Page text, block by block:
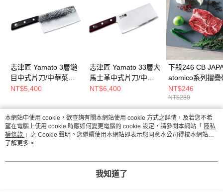
志津匠 Yamato 3層鎚
目中式片刀/中華菜刀/
中式片刀/日本刀具
NT$5,400
志津匠 Yamato 33層大
馬士革中式片刀/中式
片刀/大馬士革刀/日本
NT$6,400
下殺246 CB
atomico系列摺疊
深灰/摺疊砧板/料
板/廚房用具
26Aug001
NT$246
NT$280
熱門標籤
本網站中使用 cookie，欲查詢有關本網站使用 cookie 方式之詳情，及若您不希
望在電腦上使用 cookie 時應如何變更電腦的 cookie 設定，請參閱本網站「 隱私
權條款 」之 Cookie 聲明。您繼續使用本網站即表示您同意本公司得按本網站使
用條款之 Cookie 聲明使用 cookie。
了解更多 >
我知道了